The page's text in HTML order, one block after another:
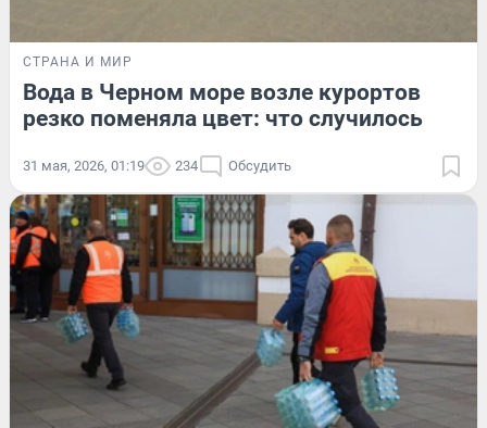
СТРАНА И МИР
Вода в Черном море возле курортов
резко поменяла цвет: что случилось
31 мая, 2026, 01:19 234 Обсудить